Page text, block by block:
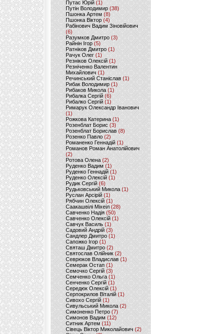
Путас Юрій (1)
Путін Володимир(38)
Пшонка Артем (8)
Пшонка Віктор(4)
Рабінович Вадим Зіновійович
(6)
Разумков Дмитро (3)
Райнін Ігор(5)
Ратніков Дмитро (1)
Рачук Олег (1)
Резніков Олексій(1)
Резніченко Валентин
Михайлович (1)
Речинський Станіслав (1)
Рибак Володимир(1)
Рибаков Микола(1)
Рибалка Сергій (6)
Рибалко Сергій (1)
Римарук Олександр Іванович
(1)
Рожкова Катерина(1)
Розенблат Борис (3)
Розенблат Борислав (8)
Розенко Павло (2)
Романенко Геннадій (1)
Романов Роман Анатолійович
(2)
Ротова Олена(2)
Руденко Вадим (1)
Руденко Геннадій (1)
Руденко Олексій(1)
Рудик Сергій(6)
Рудьковський Микола (1)
Руслан Арсірій(1)
Рябчин Олексій (1)
Саакашвілі Міхеіл(28)
Савченко Надія (50)
Савченко Олексій(1)
Савчук Василь (1)
Садовий Андрій (3)
Сандлер Дмитро(1)
Сапожко Ігор(1)
Святаш Дмитро (2)
Святослав Олійник (2)
Севрюков Владислав (1)
Семерак Остап (1)
Семочко Сергій (3)
Семченко Ольга (1)
Сенченко Сергій(1)
Середюк Олексій(1)
Серпокрилов Віталій(1)
Сивохо Сергій(1)
Сивульський Микола(2)
Симоненко Петро(7)
Симонов Вадим (12)
Ситник Артем(11)
Сівець Віктор Миколайович(2)